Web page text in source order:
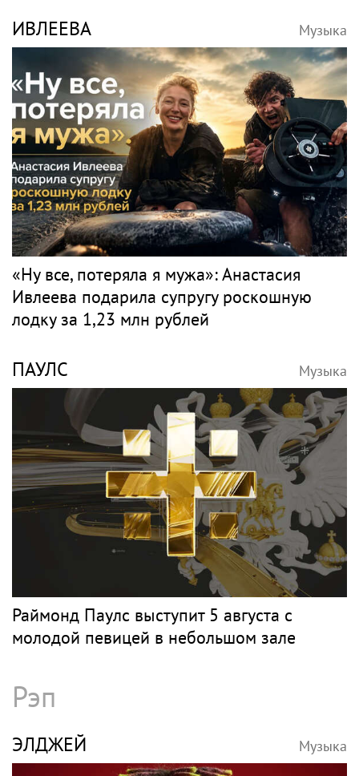
ИВЛЕЕВА Музыка
«Ну все, потеряла я мужа»: Анастасия
Ивлеева подарила супругу роскошную
лодку за 1,23 млн рублей
ПАУЛС Музыка
Раймонд Паулс выступит 5 августа с
молодой певицей в небольшом зале
Рэп
ЭЛДЖЕЙ Музыка